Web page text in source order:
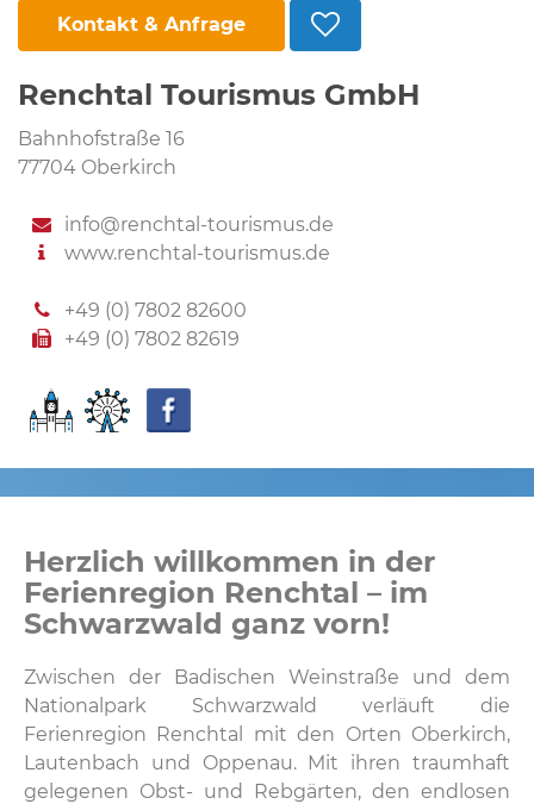
Kontakt & Anfrage
Renchtal Tourismus GmbH
Bahnhofstraße 16
77704 Oberkirch
info@renchtal-tourismus.de
www.renchtal-tourismus.de
+49 (0) 7802 82600
+49 (0) 7802 82619
Herzlich willkommen in der
Ferienregion Renchtal – im
Schwarzwald ganz vorn!
Zwischen der Badischen Weinstraße und dem
Nationalpark Schwarzwald verläuft die
Ferienregion Renchtal mit den Orten Oberkirch,
Lautenbach und Oppenau. Mit ihren traumhaft
gelegenen Obst- und Rebgärten, den endlosen